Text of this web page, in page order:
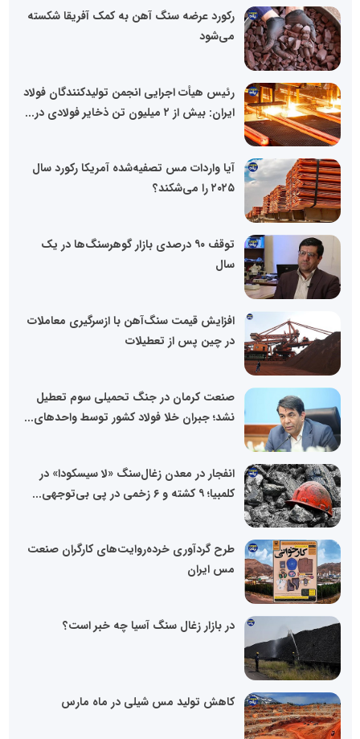
رکورد عرضه سنگ آهن به کمک آفریقا شکسته
می‌شود
رئیس هیأت اجرایی انجمن تولیدکنندگان فولاد
ایران: بیش از ۲ میلیون تن ذخایر فولادی در...
آیا واردات مس تصفیه‌شده آمریکا رکورد سال
۲۰۲۵ را می‌شکند؟
توقف ۹۰ درصدی بازار گوهرسنگ‌ها در یک
سال
افزایش قیمت سنگ‌آهن با ازسرگیری معاملات
در چین پس از تعطیلات
صنعت کرمان در جنگ تحمیلی سوم تعطیل
نشد؛ جبران خلا فولاد کشور توسط واحدهای...
انفجار در معدن زغال‌سنگ «لا سیسکودا» در
کلمبیا؛ ۹ کشته و ۶ زخمی در پی بی‌توجهی...
طرح گردآوری خرده‌روایت‌های کارگران صنعت
مس ایران
در بازار زغال سنگ آسیا چه خبر است؟
کاهش تولید مس شیلی در ماه مارس